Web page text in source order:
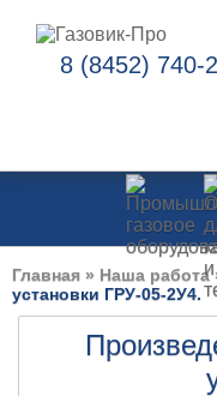
8 (8452) 740-
Главная » Наша работа
установки ГРУ-05-2У4.